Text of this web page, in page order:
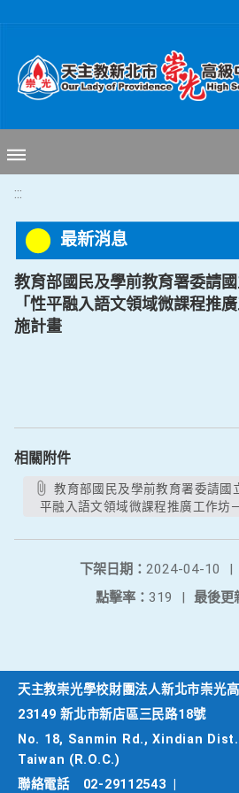
:::
最新消息
教育部國民及學前教育署委請
「性平融入語文領域微課程推
施計畫
相關附件
教育部國民及學前教育署委請國立臺灣師範大學辦理「性
平融入語文領域微課程推廣工作坊
下架日期： 2024-04-10
|
最後更
點擊率： 319 |
天主教崇光學校財團法人新北市崇光
23149 新北市新店區三民路18號
No. 18, Sanmin Rd., Xindian
Taiwan (R.O.C.)
聯絡電話
02-29112543